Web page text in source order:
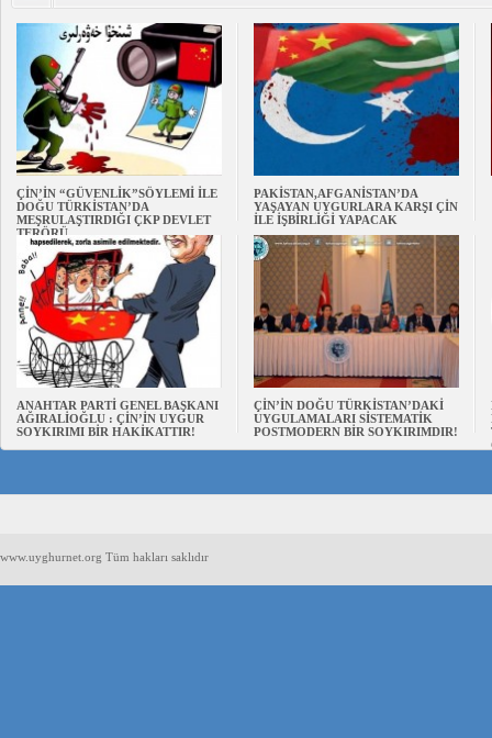
ÇİN’İN “GÜVENLİK”SÖYLEMİ İLE
DOĞU TÜRKİSTAN’DA
MEŞRULAŞTIRDIĞI ÇKP DEVLET
TERÖRÜ
PAKİSTAN,AFGANİSTAN’DA
YAŞAYAN UYGURLARA KARŞI ÇİN
İLE İŞBİRLİĞİ YAPACAK
ANAHTAR PARTİ GENEL BAŞKANI
AĞIRALİOĞLU : ÇİN’İN UYGUR
SOYKIRIMI BİR HAKİKATTIR!
ÇİN’İN DOĞU TÜRKİSTAN’DAKİ
UYGULAMALARI SİSTEMATİK
POSTMODERN BİR SOYKIRIMDIR!
www.uyghurnet.org Tüm hakları saklıdır